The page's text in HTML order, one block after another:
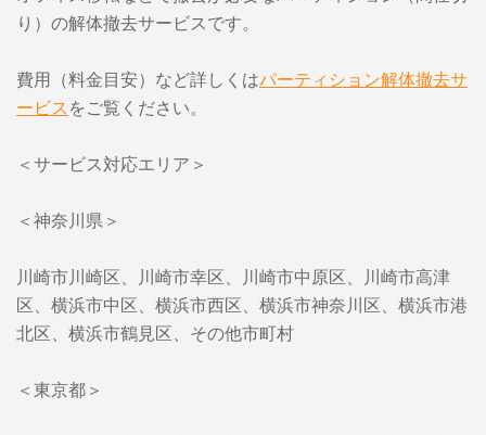
り）の解体撤去サービスです。
費用（料金目安）など詳しくはパーティション解体撤去サ
ービスをご覧ください。
＜サービス対応エリア＞
＜神奈川県＞
川崎市川崎区、川崎市幸区、川崎市中原区、川崎市高津
区、横浜市中区、横浜市西区、横浜市神奈川区、横浜市港
北区、横浜市鶴見区、その他市町村
＜東京都＞